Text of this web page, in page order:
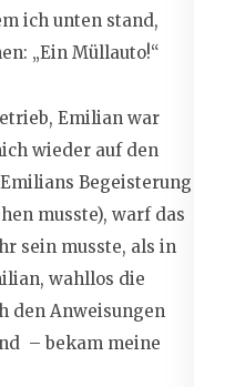
ich unten stand,
„Ein Müllauto!“
Emilian war
wieder auf den
Begeisterung
musste), warf das
sein musste, als in
wahllos die
den Anweisungen
– bekam meine